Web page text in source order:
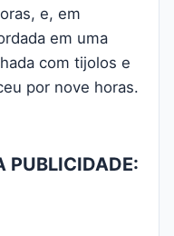
e, em
em uma
com tijolos e
por nove horas.
PUBLICIDADE: